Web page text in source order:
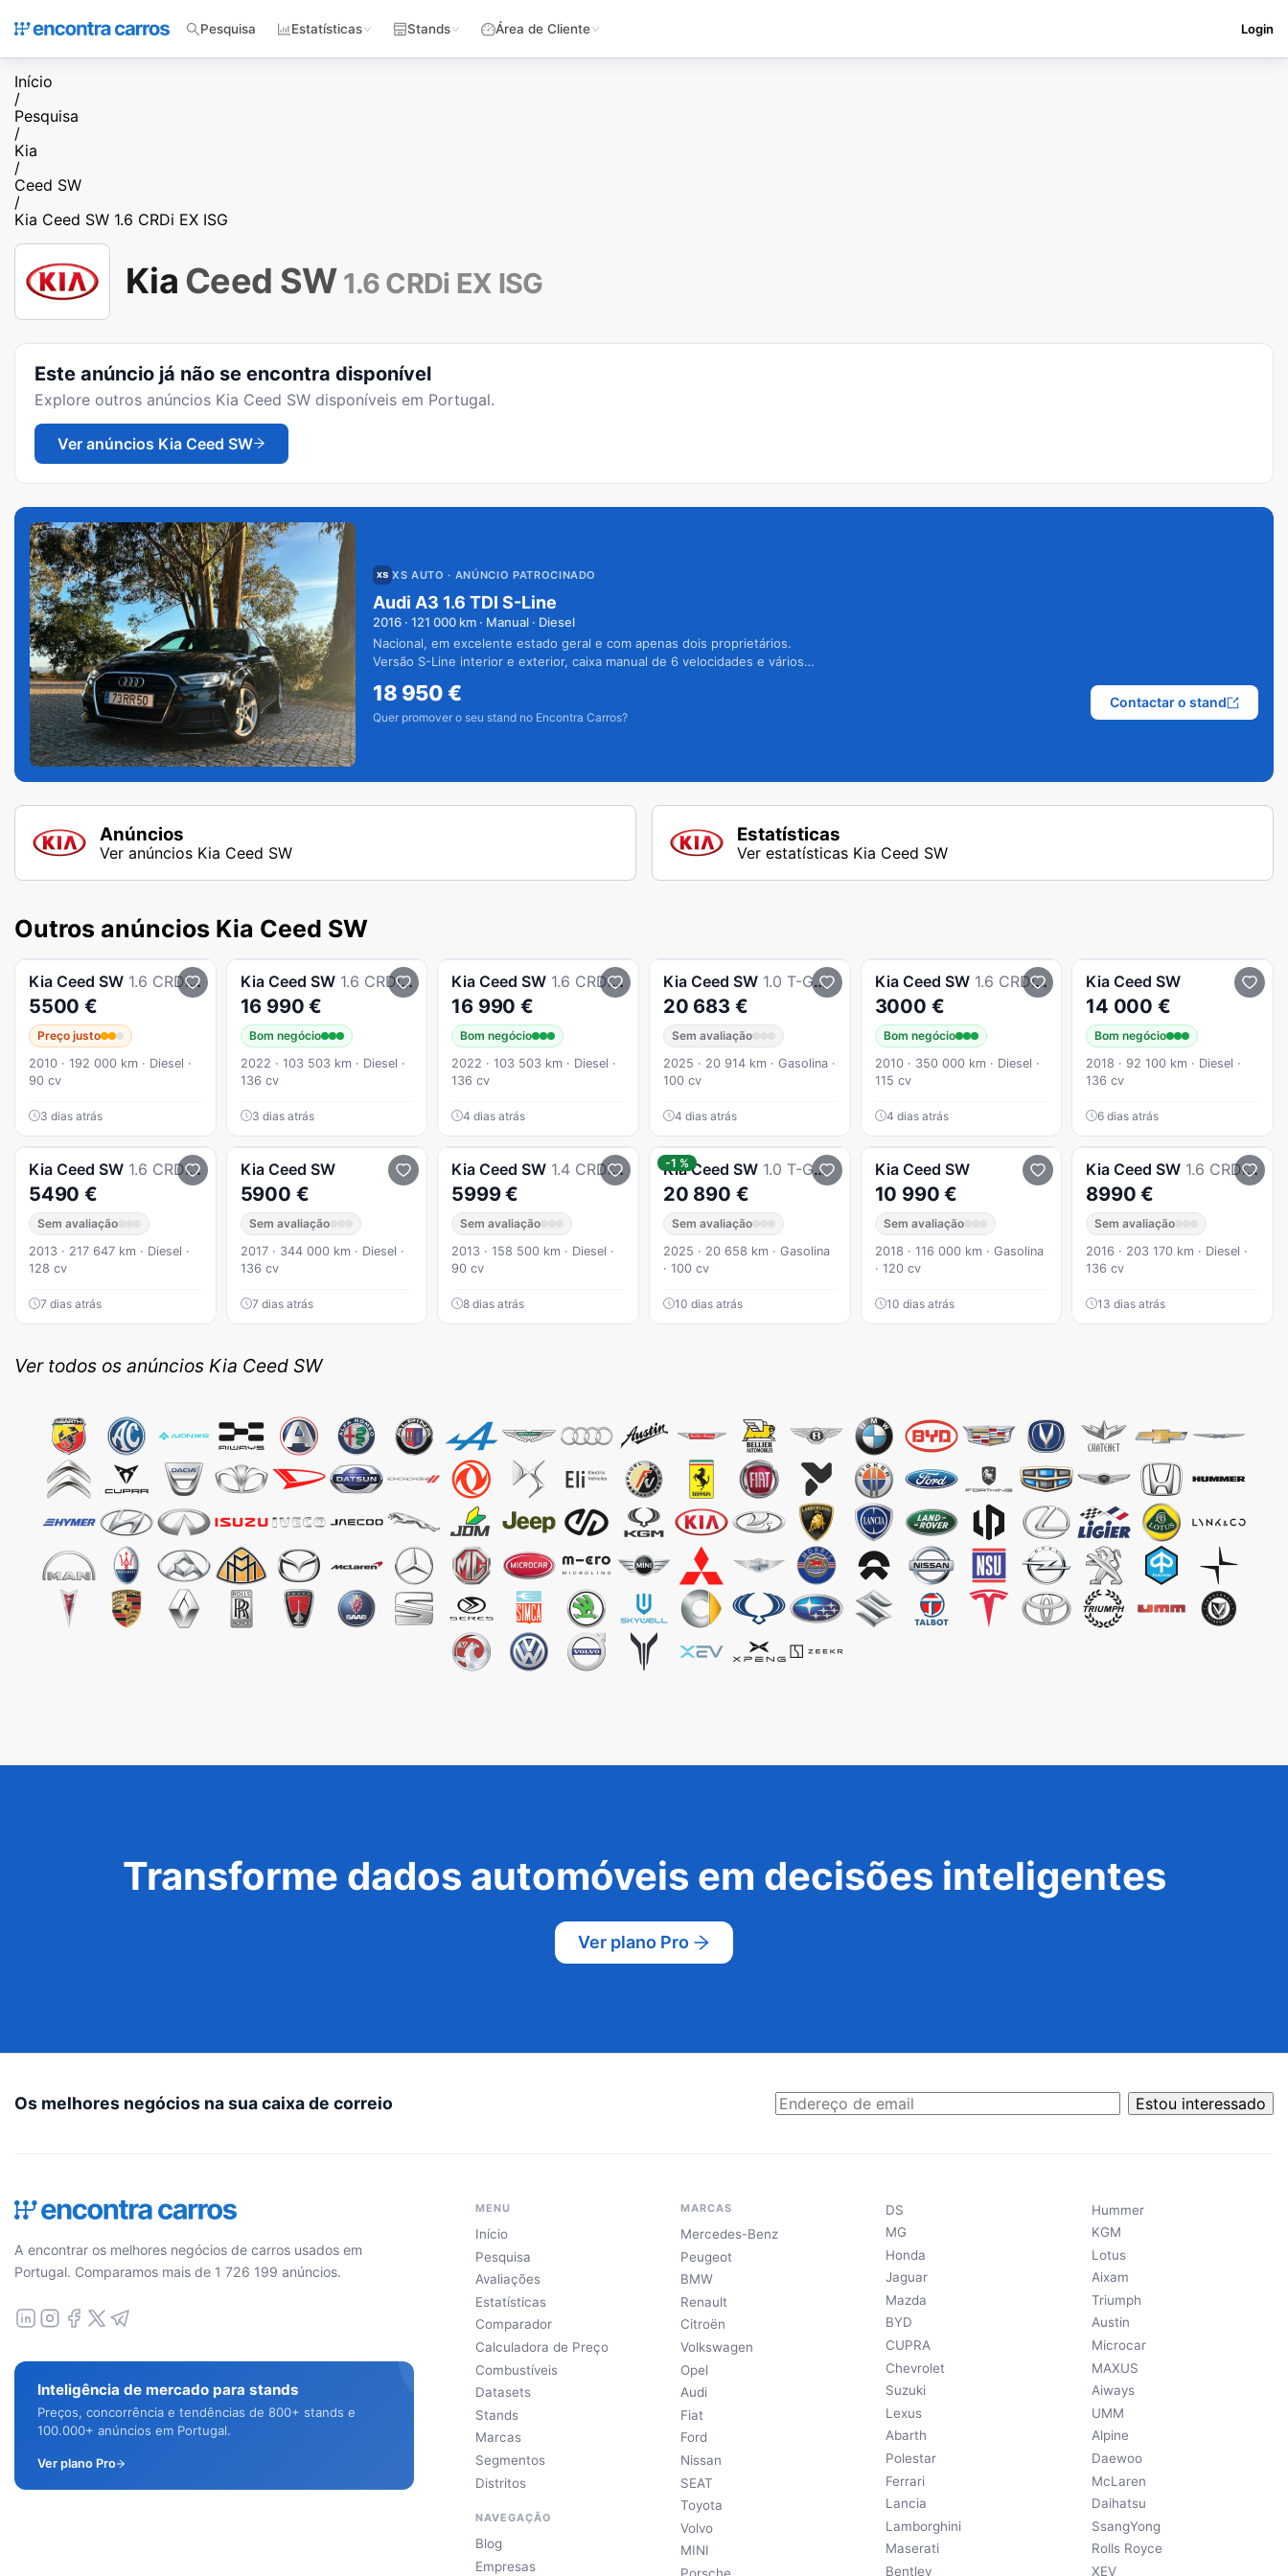
Pesquisa Estatísticas Stands Área de Cliente Login
Início
/
Pesquisa
/
Kia
/
Ceed SW
/
Kia Ceed SW 1.6 CRDi EX ISG
Kia Ceed SW 1.6 CRDi EX ISG
Este anúncio já não se encontra disponível
Explore outros anúncios Kia Ceed SW disponíveis em Portugal.
Ver anúncios Kia Ceed SW
XS AUTO · ANÚNCIO PATROCINADO
Audi A3 1.6 TDI S-Line
2016 · 121 000 km · Manual · Diesel
Nacional, em excelente estado geral e com apenas dois proprietários.
Versão S-Line interior e exterior, caixa manual de 6 velocidades e vários
18 950€
Quer promover o seu stand no Encontra Carros?
Contactar o stand
Anúncios
Ver anúncios Kia Ceed SW
Estatísticas
Ver estatísticas Kia Ceed SW
Outros anúncios Kia Ceed SW
Kia Ceed SW 1.6 CRDi EX ISG
5500 €
Preço justo
2010 · 192 000 km · Diesel ·
90 cv
3 dias atrás
Kia Ceed SW 1.6 CRDi MHEV Drive
16 990 €
Bom negócio
2022 · 103 503 km · Diesel ·
136 cv
3 dias atrás
Kia Ceed SW 1.6 CRDi MHEV Drive
16 990 €
Bom negócio
2022 · 103 503 km · Diesel ·
136 cv
4 dias atrás
Kia Ceed SW 1.0 T-GDI Drive
20 683 €
Sem avaliação
2025 · 20 914 km · Gasolina ·
100 cv
4 dias atrás
Kia Ceed SW 1.6 CRDi EX ISG
3000 €
Bom negócio
2010 · 350 000 km · Diesel ·
115 cv
4 dias atrás
Kia Ceed SW
14 000 €
Bom negócio
2018 · 92 100 km · Diesel ·
136 cv
6 dias atrás
Kia Ceed SW 1.6 CRDi TX
5490 €
Sem avaliação
2013 · 217 647 km · Diesel ·
128 cv
7 dias atrás
Kia Ceed SW
5900 €
Sem avaliação
2017 · 344 000 km · Diesel ·
136 cv
7 dias atrás
Kia Ceed SW 1.4 CRDi ECO
5999 €
Sem avaliação
2013 · 158 500 km · Diesel ·
90 cv
8 dias atrás
-1 %
Kia Ceed SW 1.0 T-GDI Drive
20 890 €
Sem avaliação
2025 · 20 658 km · Gasolina
· 100 cv
10 dias atrás
Kia Ceed SW
10 990 €
Sem avaliação
2018 · 116 000 km · Gasolina
· 120 cv
10 dias atrás
Kia Ceed SW 1.6 CRDi GT Line
8990 €
Sem avaliação
2016 · 203 170 km · Diesel ·
136 cv
13 dias atrás
Ver todos os anúncios Kia Ceed SW
Transforme dados automóveis em decisões inteligentes
Ver plano Pro
Os melhores negócios na sua caixa de correio Estou interessado
A encontrar os melhores negócios de carros usados em
Portugal. Comparamos mais de 1 726 199 anúncios.
Inteligência de mercado para stands
Preços, concorrência e tendências de 800+ stands e
100.000+ anúncios em Portugal.
Ver plano Pro
MENU
Início
Pesquisa
Avaliações
Estatísticas
Comparador
Calculadora de Preço
Combustíveis
Datasets
Stands
Marcas
Segmentos
Distritos
NAVEGAÇÃO
Blog
Empresas
MARCAS
Mercedes-Benz
Peugeot
BMW
Renault
Citroën
Volkswagen
Opel
Audi
Fiat
Ford
Nissan
SEAT
Toyota
Volvo
MINI
DS
MG
Honda
Jaguar
Mazda
BYD
CUPRA
Chevrolet
Suzuki
Lexus
Abarth
Polestar
Ferrari
Lancia
Lamborghini
Maserati
Bentley
Hummer
KGM
Lotus
Aixam
Triumph
Austin
Microcar
MAXUS
Aiways
UMM
Alpine
Daewoo
McLaren
Daihatsu
SsangYong
Rolls Royce
XEV